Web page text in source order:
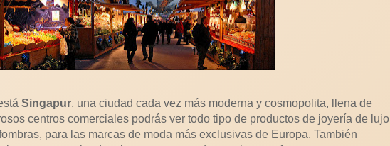
Singapur, una ciudad cada vez más moderna y cosmopolita, llena de
centros comerciales podrás ver todo tipo de productos de joyería de lujo
para las marcas de moda más exclusivas de Europa. También